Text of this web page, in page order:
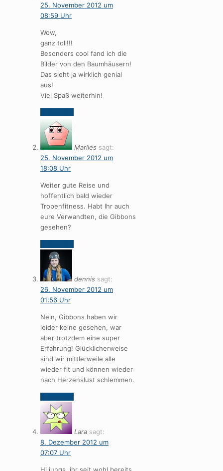
25. November 2012 um
08:59 Uhr
Wow,
ganz toll!!!
Besonders cool fand ich die
Bilder von den Baumhäusern!
Das sieht ja wirklich genial
aus!
Viel Spaß weiterhin!
Marlies sagt:
25. November 2012 um
18:08 Uhr
Weiter gute Reise und
hoffentlich bald wieder
Tropenfitness. Habt Ihr auch
eure Verwandten, die Gibbons
gesehen?
dennis sagt:
26. November 2012 um
01:56 Uhr
Nein, Gibbons haben wir
leider keine gesehen, war
aber trotzdem eine super
Erfahrung! Glücklicherweise
sind wir mittlerweile alle
wieder fit und können wieder
nach Herzenslust schlemmen.
Lara sagt:
8. Dezember 2012 um
07:07 Uhr